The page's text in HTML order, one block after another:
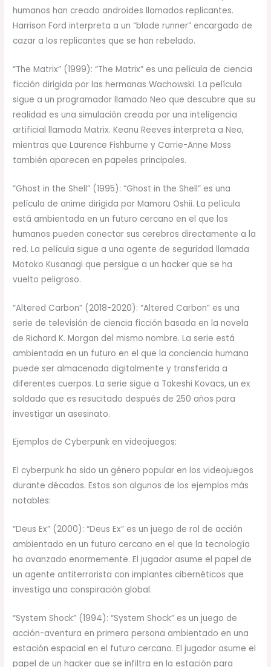
humanos han creado androides llamados replicantes.
Harrison Ford interpreta a un “blade runner” encargado de
cazar a los replicantes que se han rebelado.
“The Matrix” (1999): “The Matrix” es una película de ciencia
ficción dirigida por las hermanas Wachowski. La película
sigue a un programador llamado Neo que descubre que su
realidad es una simulación creada por una inteligencia
artificial llamada Matrix. Keanu Reeves interpreta a Neo,
mientras que Laurence Fishburne y Carrie-Anne Moss
también aparecen en papeles principales.
“Ghost in the Shell” (1995): “Ghost in the Shell” es una
película de anime dirigida por Mamoru Oshii. La película
está ambientada en un futuro cercano en el que los
humanos pueden conectar sus cerebros directamente a la
red. La película sigue a una agente de seguridad llamada
Motoko Kusanagi que persigue a un hacker que se ha
vuelto peligroso.
“Altered Carbon” (2018-2020): “Altered Carbon” es una
serie de televisión de ciencia ficción basada en la novela
de Richard K. Morgan del mismo nombre. La serie está
ambientada en un futuro en el que la conciencia humana
puede ser almacenada digitalmente y transferida a
diferentes cuerpos. La serie sigue a Takeshi Kovacs, un ex
soldado que es resucitado después de 250 años para
investigar un asesinato.
Ejemplos de Cyberpunk en videojuegos:
El cyberpunk ha sido un género popular en los videojuegos
durante décadas. Estos son algunos de los ejemplos más
notables:
“Deus Ex” (2000): “Deus Ex” es un juego de rol de acción
ambientado en un futuro cercano en el que la tecnología
ha avanzado enormemente. El jugador asume el papel de
un agente antiterrorista con implantes cibernéticos que
investiga una conspiración global.
“System Shock” (1994): “System Shock” es un juego de
acción-aventura en primera persona ambientado en una
estación espacial en el futuro cercano. El jugador asume el
papel de un hacker que se infiltra en la estación para